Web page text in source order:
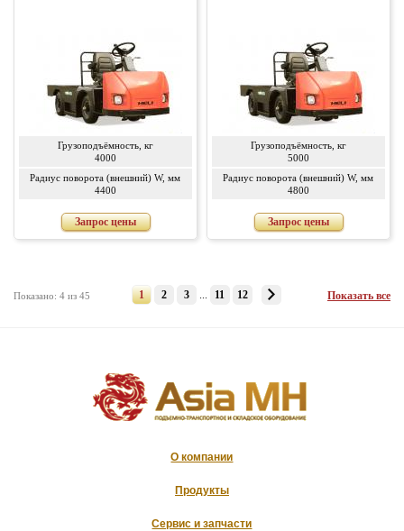
Грузоподъёмность, кг
4000
Радиус поворота (внешний) W, мм
4400
Запрос цены
Грузоподъёмность, кг
5000
Радиус поворота (внешний) W, мм
4800
Запрос цены
Показано: 4 из 45 Показать все
1 2 3 ... 11 12
О компании
Продукты
Сервис и запчасти